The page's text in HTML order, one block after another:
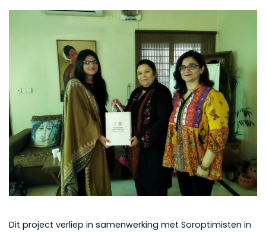
Dit project verliep in samenwerking met Soroptimisten in